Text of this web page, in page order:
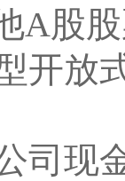
A股
开
司